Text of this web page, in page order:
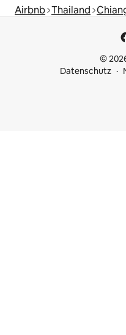
Airbnb Thailand
©
Datenschutz